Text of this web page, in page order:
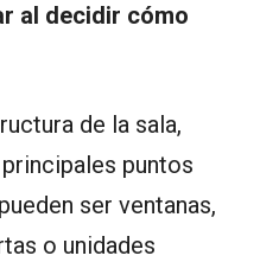
al decidir cómo
de la sala,
puntos
ser ventanas,
o unidades